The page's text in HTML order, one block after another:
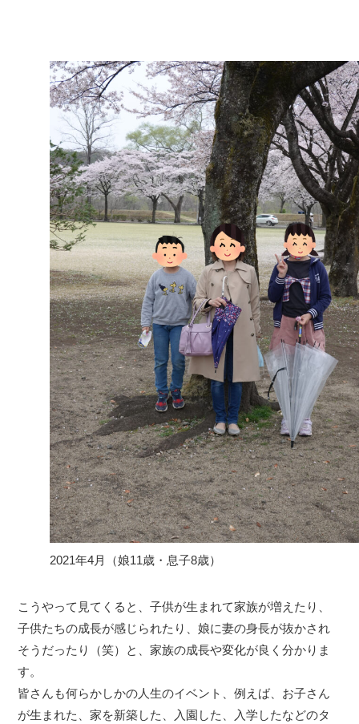
2021年4月（娘11歳・息子8歳）
こうやって見てくると、子供が生まれて家族が増えたり、
子供たちの成長が感じられたり、娘に妻の身長が抜かされ
そうだったり（笑）と、家族の成長や変化が良く分かりま
す。
皆さんも何らかしかの人生のイベント、例えば、お子さん
が生まれた、家を新築した、入園した、入学したなどのタ